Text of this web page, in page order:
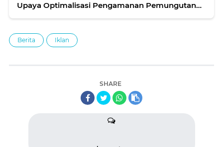
Upaya Optimalisasi Pengamanan Pemungutan
Berita Iklan
SHARE